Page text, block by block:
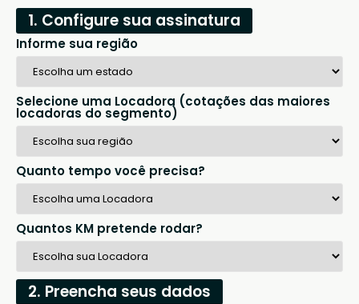
1. Configure sua assinatura
Informe sua região
Selecione uma Locadora (cotações das maiores
locadoras do segmento)
Quanto tempo você precisa?
Quantos KM pretende rodar?
2. Preencha seus dados